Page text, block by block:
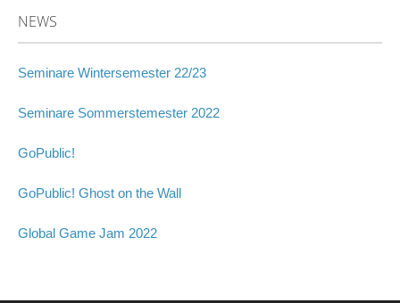
NEWS
Seminare Wintersemester 22/23
Seminare Sommerstemester 2022
GoPublic!
GoPublic! Ghost on the Wall
Global Game Jam 2022